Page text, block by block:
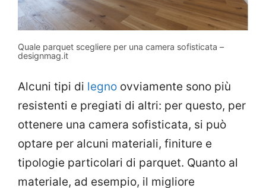
Quale parquet scegliere per una camera sofisticata –
designmag.it
Alcuni tipi di legno ovviamente sono più
resistenti e pregiati di altri: per questo, per
ottenere una camera sofisticata, si può
optare per alcuni materiali, finiture e
tipologie particolari di parquet. Quanto al
materiale, ad esempio, il migliore